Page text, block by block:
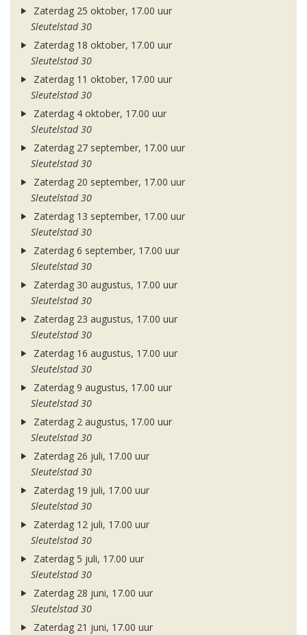
Zaterdag 25 oktober, 17.00 uur
Sleutelstad 30
Zaterdag 18 oktober, 17.00 uur
Sleutelstad 30
Zaterdag 11 oktober, 17.00 uur
Sleutelstad 30
Zaterdag 4 oktober, 17.00 uur
Sleutelstad 30
Zaterdag 27 september, 17.00 uur
Sleutelstad 30
Zaterdag 20 september, 17.00 uur
Sleutelstad 30
Zaterdag 13 september, 17.00 uur
Sleutelstad 30
Zaterdag 6 september, 17.00 uur
Sleutelstad 30
Zaterdag 30 augustus, 17.00 uur
Sleutelstad 30
Zaterdag 23 augustus, 17.00 uur
Sleutelstad 30
Zaterdag 16 augustus, 17.00 uur
Sleutelstad 30
Zaterdag 9 augustus, 17.00 uur
Sleutelstad 30
Zaterdag 2 augustus, 17.00 uur
Sleutelstad 30
Zaterdag 26 juli, 17.00 uur
Sleutelstad 30
Zaterdag 19 juli, 17.00 uur
Sleutelstad 30
Zaterdag 12 juli, 17.00 uur
Sleutelstad 30
Zaterdag 5 juli, 17.00 uur
Sleutelstad 30
Zaterdag 28 juni, 17.00 uur
Sleutelstad 30
Zaterdag 21 juni, 17.00 uur